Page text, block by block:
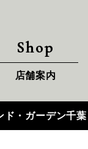
Shop
店舗案内
ド・ガーデン千葉